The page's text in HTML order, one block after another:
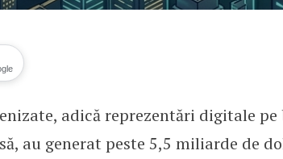
generează
adică reprezentări digitale
au generat peste 5,5 miliarde de